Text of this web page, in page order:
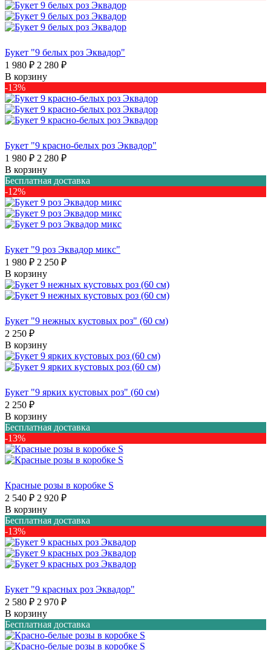
Букет "9 белых роз Эквадор"
1 980 ₽ 2 280 ₽
В корзину
-13%
Букет "9 красно-белых роз Эквадор"
1 980 ₽ 2 280 ₽
В корзину
Бесплатная доставка
-12%
Букет "9 роз Эквадор микс"
1 980 ₽ 2 250 ₽
В корзину
Букет "9 нежных кустовых роз" (60 см)
2 250 ₽
В корзину
Букет "9 ярких кустовых роз" (60 см)
2 250 ₽
В корзину
Бесплатная доставка
-13%
Красные розы в коробке S
2 540 ₽ 2 920 ₽
В корзину
Бесплатная доставка
-13%
Букет "9 красных роз Эквадор"
2 580 ₽ 2 970 ₽
В корзину
Бесплатная доставка